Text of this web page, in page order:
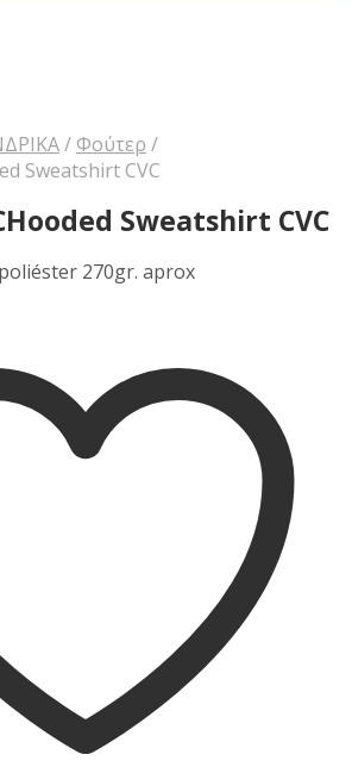
/ Φούτερ /
Sweatshirt CVC
Sweatshirt CVC
270gr. aprox